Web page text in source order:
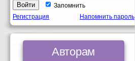
Запомнить
Регистрация
Напомнить пароль
Авторам